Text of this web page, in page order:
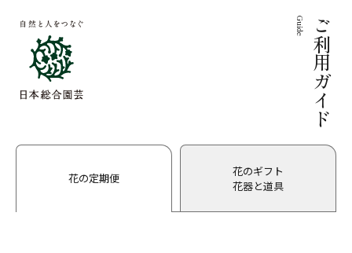
ご利用ガイド
Guide
花の定期便
花のギフト
花器と道具